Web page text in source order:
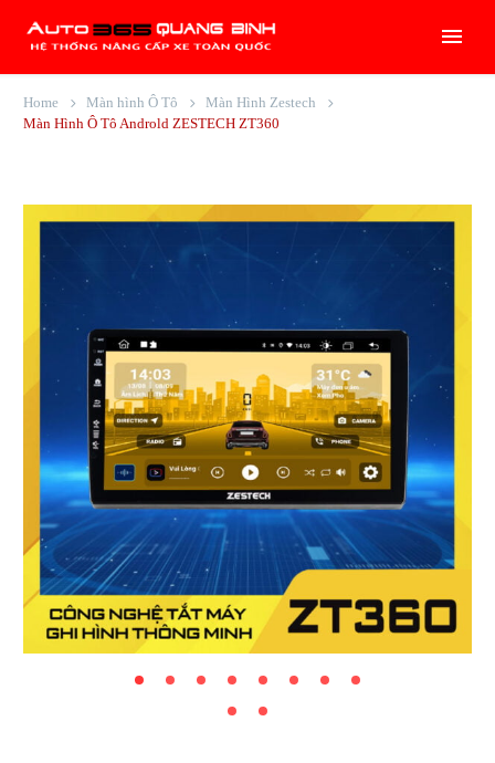
Home Màn hình Ô Tô
Màn Hình Zestech
Màn Hình Ô Tô Androld ZESTECH ZT360